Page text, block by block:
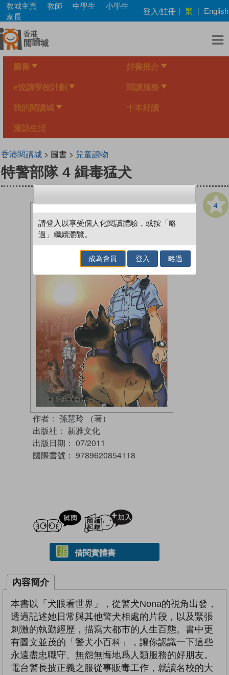
Skip
main
content
教城主頁 教師 中學生
小學生
家長
登入/註冊 | 繁 | English
圖書 好書推介
e悅讀學校計劃 閱讀服務
我的閱讀城 十本好讀
漫話生活
香港閱讀城> 圖書 > 兒童讀物
特警部隊 4 緝毒猛犬
4
作者： 孫慧玲 （著）
出版社： 新雅文化
出版日期： 07/2011
國際書號： 9789620854118
試閲
借閱實體書
內容簡介
本書以「犬眼看世界」，從警犬Nona的視角出發，
透過記述她日常與其他警犬相處的片段，以及緊張
刺激的執勤經歷，描寫大都市的人生百態。書中更
有圖文並茂的「警犬小百科」，讓你認識一下這些
永遠盡忠職守、無怨無悔地爲人類服務的好朋友。
電台警長披正義之服從事販毒工作，就讀名校的大
請登入以享受個人化閱讀體驗，或按「略
過」繼續瀏覽。
成為會員 登入 略過